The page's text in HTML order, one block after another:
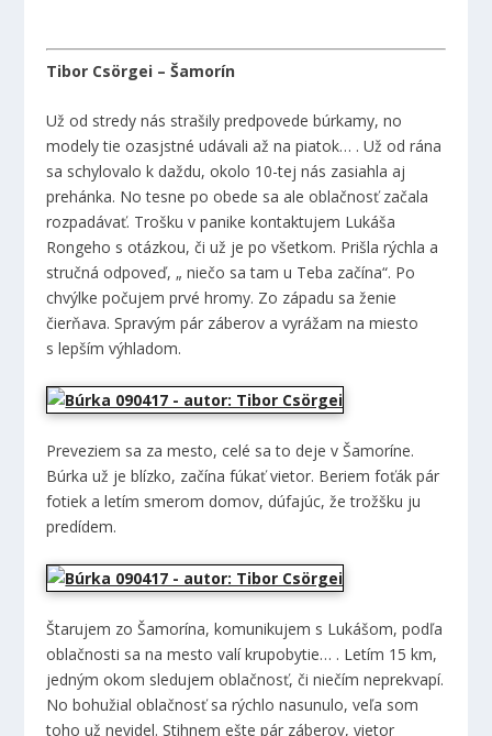
Tibor Csörgei – Šamorín
Už od stredy nás strašily predpovede búrkamy, no
modely tie ozasjstné udávali až na piatok… . Už od rána
sa schylovalo k daždu, okolo 10-tej nás zasiahla aj
prehánka. No tesne po obede sa ale oblačnosť začala
rozpadávať. Trošku v panike kontaktujem Lukáša
Rongeho s otázkou, či už je po všetkom. Prišla rýchla a
stručná odpoveď, „ niečo sa tam u Teba začína“. Po
chvýlke počujem prvé hromy. Zo západu sa ženie
čierňava. Spravým pár záberov a vyrážam na miesto
s lepším výhladom.
Preveziem sa za mesto, celé sa to deje v Šamoríne.
Búrka už je blízko, začína fúkať vietor. Beriem foťák pár
fotiek a letím smerom domov, dúfajúc, že trožšku ju
predídem.
Štarujem zo Šamorína, komunikujem s Lukášom, podľa
oblačnosti sa na mesto valí krupobytie… . Letím 15 km,
jedným okom sledujem oblačnosť, či niečím neprekvapí.
No bohužial oblačnosť sa rýchlo nasunulo, veľa som
toho už nevidel. Stihnem ešte pár záberov, vietor